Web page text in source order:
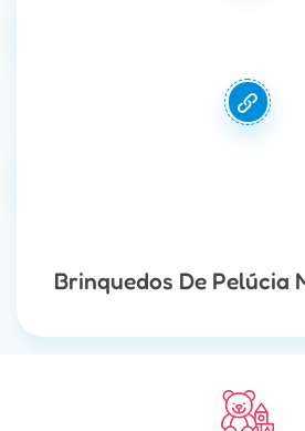
Série De Animais
Brinquedos De Pelúcia